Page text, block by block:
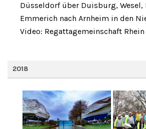
Düsseldorf über Duisburg, Wesel,
Emmerich nach Arnheim in den
Video: Regattagemeinschaft Rhein
2018